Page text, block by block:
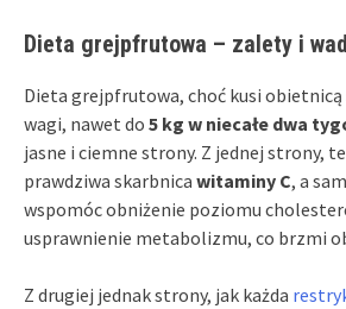
Dieta grejpfrutowa – zalety i
Dieta grejpfrutowa, choć kusi
wagi, nawet do 5 kg w niecałe dwa
jasne i ciemne strony. Z jednej strony,
prawdziwa skarbnica witaminy C, a
wspomóc obniżenie poziomu
usprawnienie metabolizmu, co brzmi
Z drugiej jednak strony, jak każda